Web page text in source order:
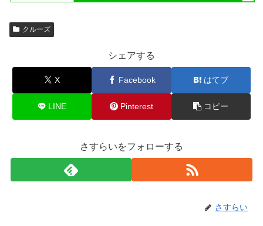
クルーズ
シェアする
X Facebook はてブ
LINE Pinterest コピー
さすらいをフォローする
さすらい